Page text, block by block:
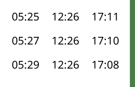
05:25 12:26 17:11
05:27 12:26 17:10
05:29 12:26 17:08